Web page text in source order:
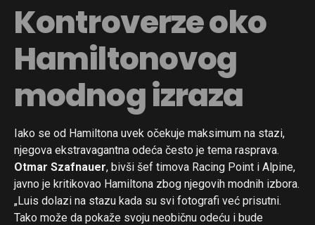
Kontroverze oko
Hamiltonovog
modnog izraza
Iako se od Hamiltona uvek očekuje maksimum na stazi,
njegova ekstravagantna odeća često je tema rasprava.
Otmar Szafnauer, bivši šef timova Racing Point i Alpine,
javno je kritikovao Hamiltona zbog njegovih modnih izbora.
„Luis dolazi na stazu kada su svi fotografi već prisutni.
Tako može da pokaže svoju neobičnu odeću i bude